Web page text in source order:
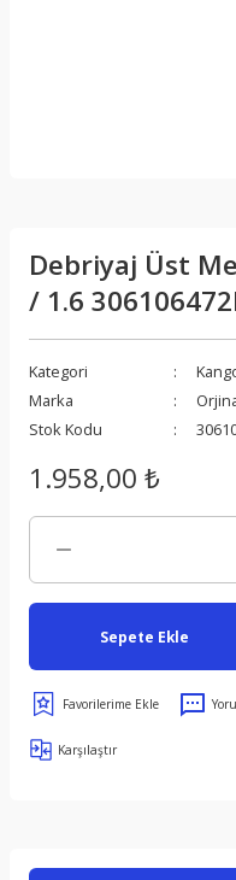
Debriyaj Üst
/ 1.6
Kategori
Marka
Stok Kodu
1.958,00 ₺
Sepete Ekle
Karşılaştır